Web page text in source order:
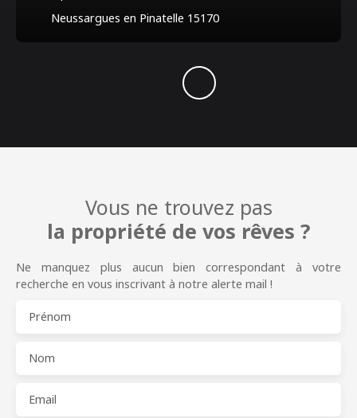
Neussargues en Pinatelle 15170
Vous ne trouvez pas
la propriété de vos rêves ?
Ne manquez plus aucun bien correspondant à votre
recherche en vous inscrivant à notre alerte mail !
Prénom
Nom
Email